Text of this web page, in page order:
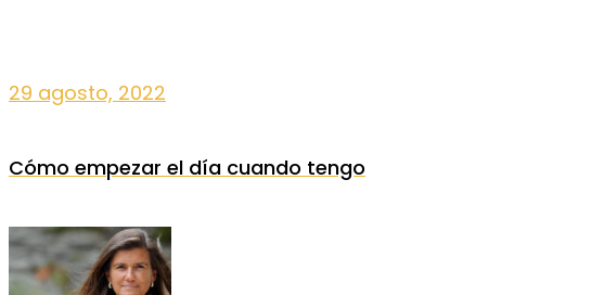
29 agosto, 2022
Cómo empezar el día cuando tengo